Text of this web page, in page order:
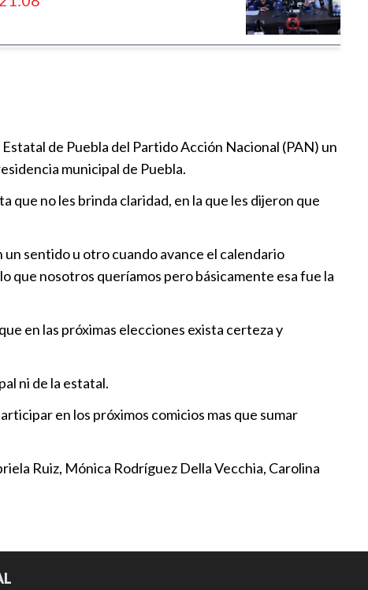
nexos con el narco y
al transporte público
en Puebla
denuncia proselitismo de
fija postura sobre “asuntos
de Puebla del Partido Acción Nacional (PAN) un
municipal de Puebla.
no les brinda claridad, en la que les dijeron que
sentido u otro cuando avance el calendario
que nosotros queríamos pero básicamente esa fue la
en las próximas elecciones exista certeza y
ni de la estatal.
en los próximos comicios mas que sumar
Ruiz, Mónica Rodríguez Della Vecchia, Carolina